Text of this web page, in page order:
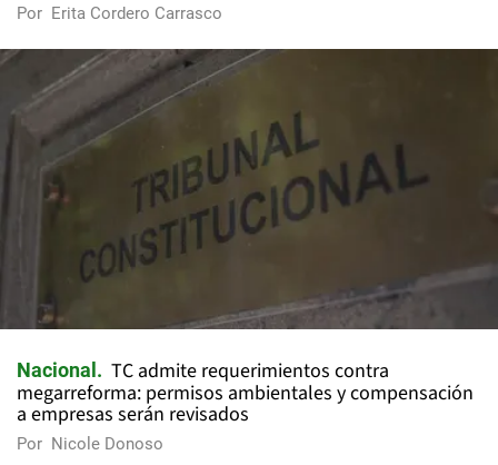
Por Erita Cordero Carrasco
Nacional
TC admite requerimientos contra
megarreforma: permisos ambientales y compensación
a empresas serán revisados
Por Nicole Donoso